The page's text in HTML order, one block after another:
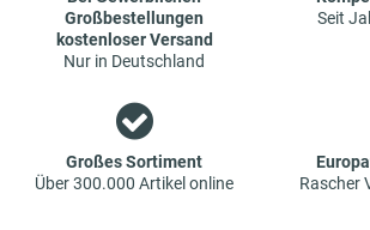
Konditionen an. Dies bedeutet aber auch,
das gewünschte Ersatzteil in unseren online-
nicht finden, Sie uns gerne kontaktieren
garantiert günstigen Preisen.
Großbestellungen
kostenloser Versand
Nur in Deutschland
Seit
Großes Sortiment
Über 300.000 Artikel online
Rascher